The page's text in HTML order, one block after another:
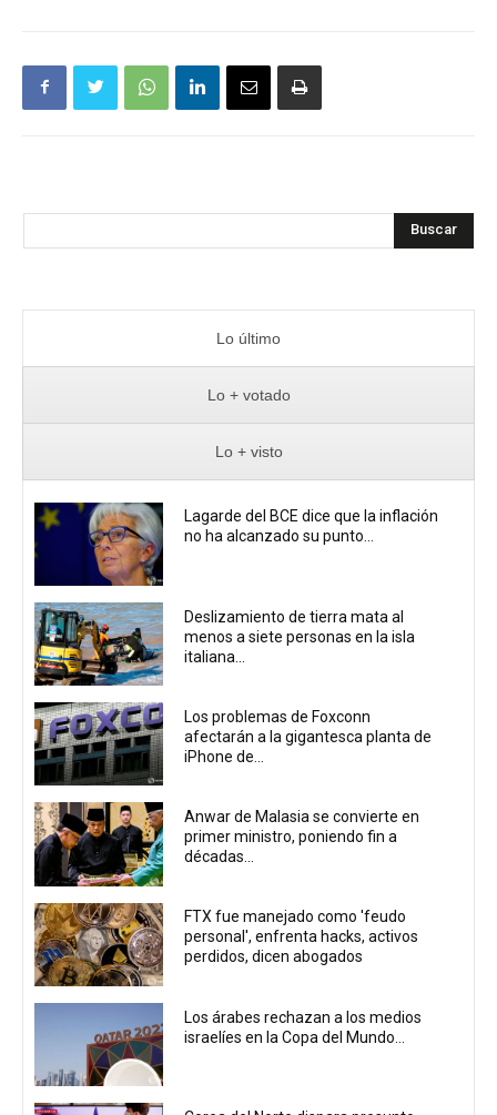
Buscar
Lo último
Lo + votado
Lo + visto
Lagarde del BCE dice que la inflación
no ha alcanzado su punto...
Deslizamiento de tierra mata al
menos a siete personas en la isla
italiana...
Los problemas de Foxconn
afectarán a la gigantesca planta de
iPhone de...
Anwar de Malasia se convierte en
primer ministro, poniendo fin a
décadas...
FTX fue manejado como 'feudo
personal', enfrenta hacks, activos
perdidos, dicen abogados
Los árabes rechazan a los medios
israelíes en la Copa del Mundo...